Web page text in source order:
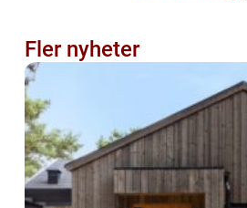
Fler nyheter